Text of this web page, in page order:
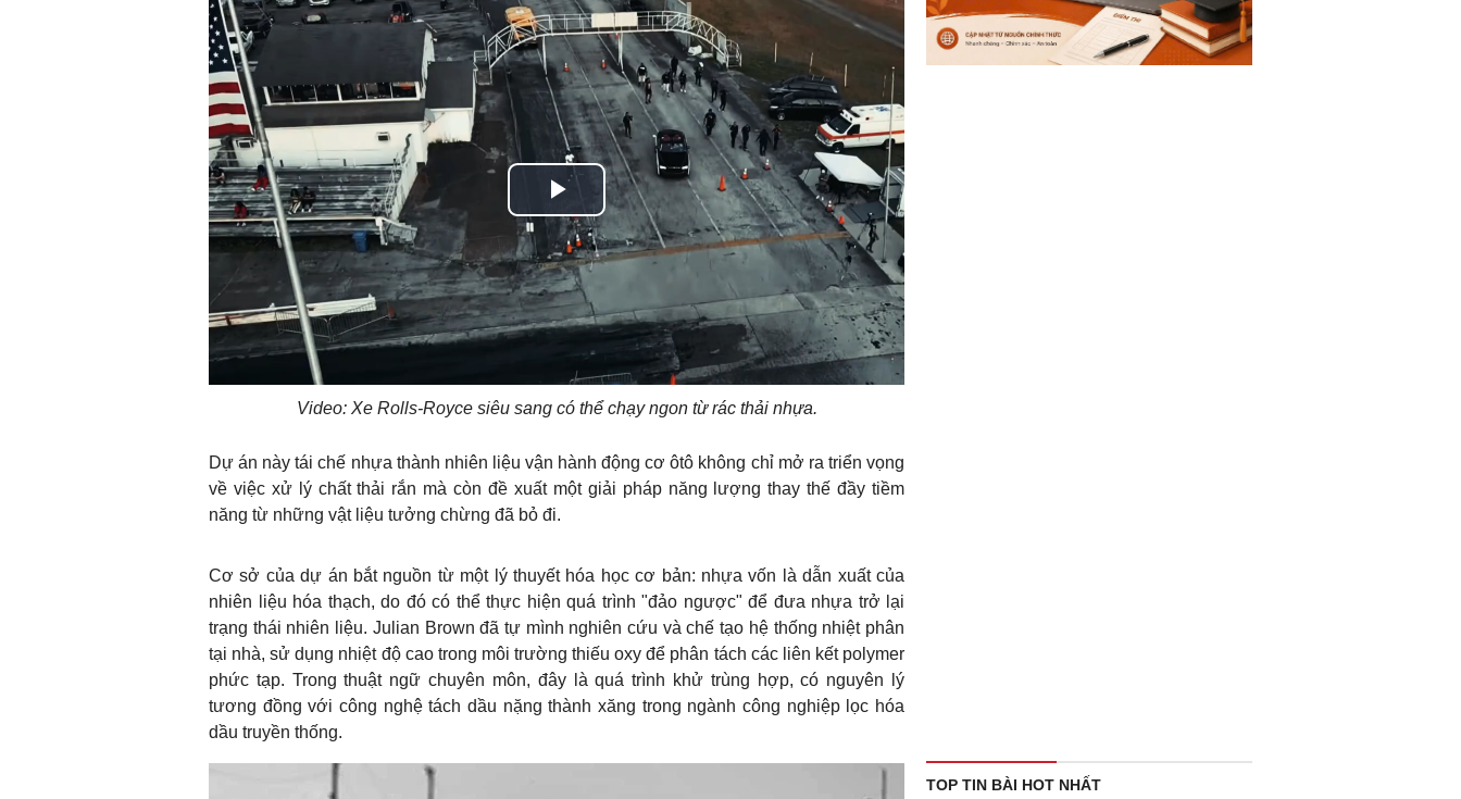
Play
Video
Video: Xe Rolls-Royce siêu sang có thể chạy ngon từ rác thải nhựa.
Dự án này tái chế nhựa thành nhiên liệu vận hành động cơ ôtô không chỉ mở ra triển vọng
về việc xử lý chất thải rắn mà còn đề xuất một giải pháp năng lượng thay thế đầy tiềm
năng từ những vật liệu tưởng chừng đã bỏ đi.
Cơ sở của dự án bắt nguồn từ một lý thuyết hóa học cơ bản: nhựa vốn là dẫn xuất của
nhiên liệu hóa thạch, do đó có thể thực hiện quá trình "đảo ngược" để đưa nhựa trở lại
trạng thái nhiên liệu. Julian Brown đã tự mình nghiên cứu và chế tạo hệ thống nhiệt phân
tại nhà, sử dụng nhiệt độ cao trong môi trường thiếu oxy để phân tách các liên kết polymer
phức tạp. Trong thuật ngữ chuyên môn, đây là quá trình khử trùng hợp, có nguyên lý
tương đồng với công nghệ tách dầu nặng thành xăng trong ngành công nghiệp lọc hóa
dầu truyền thống.
TOP TIN BÀI HOT NHẤT